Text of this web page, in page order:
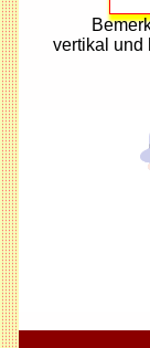
vertikal und